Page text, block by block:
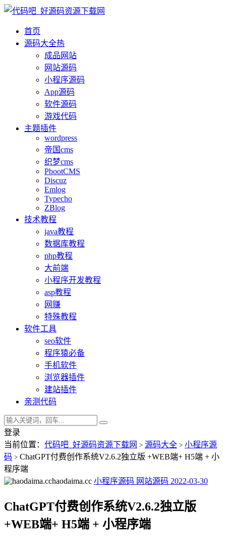
首页
源码大全热
成品网站
网站源码
小程序源码
App源码
软件源码
游戏代码
主题插件
wordpress
帝国cms
织梦cms
PbootCMS
Discuz
Emlog
Typecho
ZBlog
技术教程
java教程
数据库教程
php教程
大前端
小程序开发教程
asp教程
网赚
特殊教程
软件工具
seo软件
程序猿必备
手机软件
浏览器插件
建站插件
亲测代码
登录
当前位置： 代码吧_好源码资源下载网 > 源码大全 > 小程序源
码 > ChatGPT付费创作系统V2.6.2独立版 +WEB端+ H5端 + 小
程序端
haodaima.cc 小程序源码 网站源码 2022-03-30
ChatGPT付费创作系统V2.6.2独立版
+WEB端+ H5端 + 小程序端